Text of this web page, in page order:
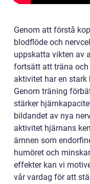
Genom att förstå
blodflöde och
uppskatta vikten av
fortsätt att träna
aktivitet har en
Genom träning
stärker
bildandet av nya
aktivitet hjärnans
ämnen som
humöret och
effekter kan vi
vår vardag för att